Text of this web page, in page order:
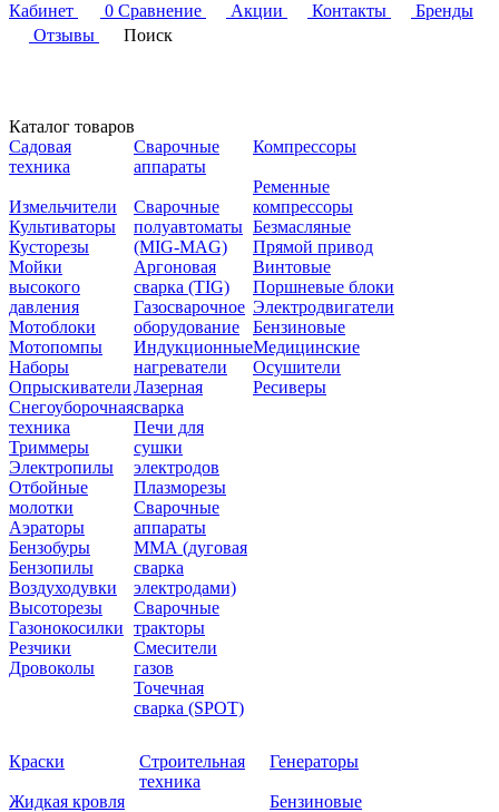
Кабинет
0 Сравнение Акции Контакты
Бренды
Отзывы
Поиск
Каталог товаров
Садовая
техника
Измельчители
Культиваторы
Кусторезы
Мойки
высокого
давления
Мотоблоки
Мотопомпы
Наборы
Опрыскиватели
Снегоуборочная
техника
Триммеры
Электропилы
Отбойные
молотки
Аэраторы
Бензобуры
Бензопилы
Воздуходувки
Высоторезы
Газонокосилки
Резчики
Дровоколы
Сварочные
аппараты
Сварочные
полуавтоматы
(MIG-MAG)
Аргоновая
сварка (TIG)
Газосварочное
оборудование
Индукционные
нагреватели
Лазерная
сварка
Печи для
сушки
электродов
Плазморезы
Сварочные
аппараты
ММА (дуговая
сварка
электродами)
Сварочные
тракторы
Смесители
газов
Точечная
сварка (SPOT)
Компрессоры
Ременные
компрессоры
Безмасляные
Прямой привод
Винтовые
Поршневые блоки
Электродвигатели
Бензиновые
Медицинские
Осушители
Ресиверы
Краски
Жидкая кровля
Строительная
техника
Генераторы
Бензиновые